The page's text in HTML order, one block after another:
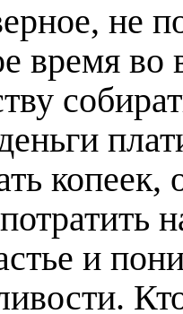
не
время
копеек,
и